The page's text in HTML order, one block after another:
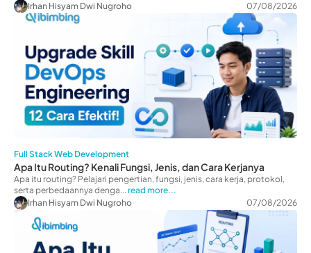
Irhan Hisyam Dwi Nugroho
07/08/2026
Full Stack Web Development
Apa Itu Routing? Kenali Fungsi, Jenis, dan Cara Kerjanya
Apa itu routing? Pelajari pengertian, fungsi, jenis, cara kerja, protokol,
serta perbedaannya denga...read more...
Irhan Hisyam Dwi Nugroho
07/08/2026